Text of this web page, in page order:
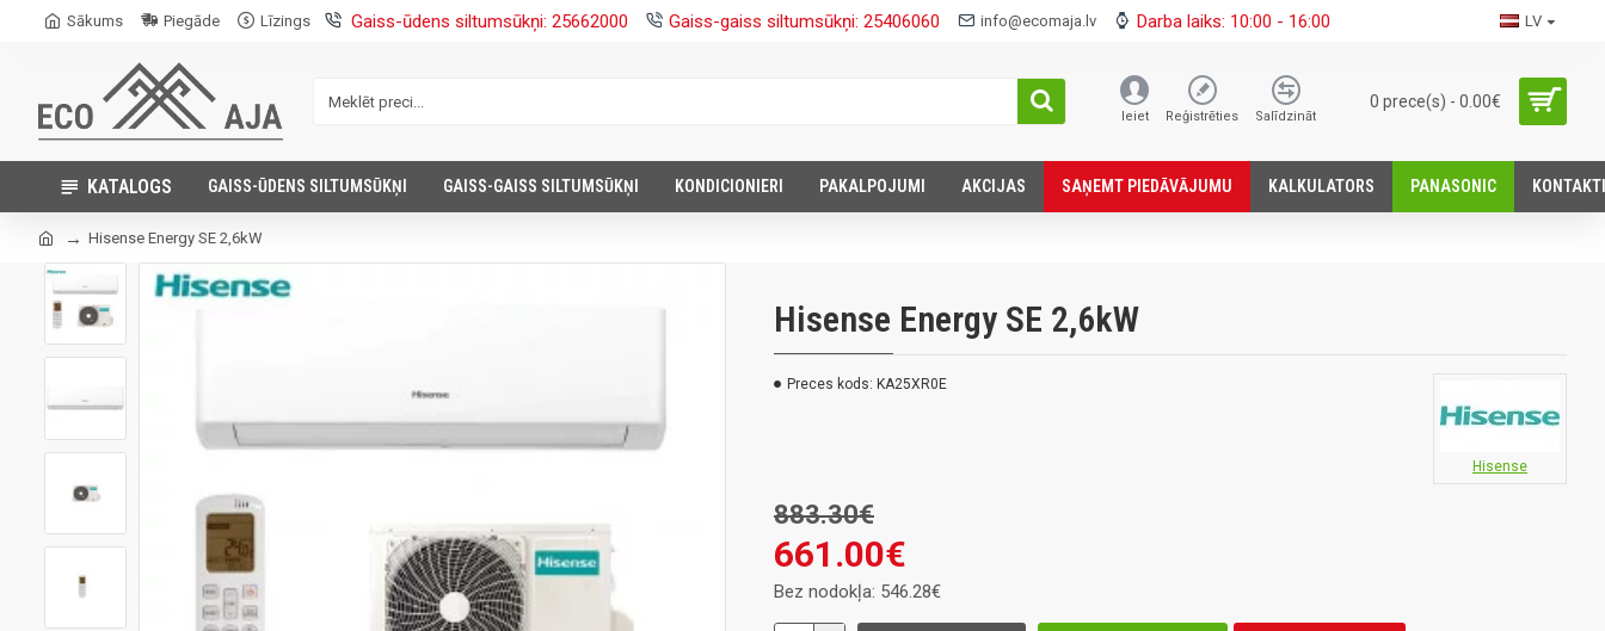
Sākums Piegāde Līzings Gaiss-ūdens siltumsūkņi: 25662000 Gaiss-gaiss siltumsūkņi: 25406060 info@ecomaja.lv Darba laiks: 10:00 - 16:00 LV
Ieiet Reģistrēties Salīdzināt
0 prece(s) - 0.00€
KATALOGS GAISS-ŪDENS SILTUMSŪKŅI GAISS-GAISS SILTUMSŪKŅI KONDICIONIERI PAKALPOJUMI AKCIJAS SАŅEMT PIEDĀVĀJUMU KALKULATORS PANASONIC KONTAKTI
Hisense Energy SE 2,6kW
Hisense Energy SE 2,6kW
Preces kods: KA25XR0E
Hisense
661.00€
883.30€
Bez nodokļa: 546.28€